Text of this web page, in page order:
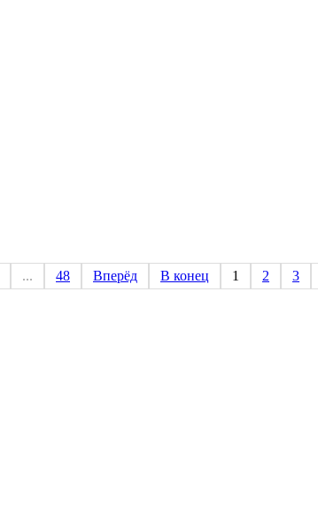
... 48 Вперёд В конец 1 2 3